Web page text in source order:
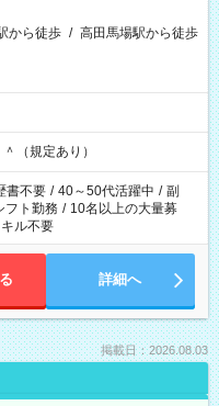
から徒歩 / 高田馬場駅から徒歩
（規定あり）
書不要 / 40～50代活躍中 / 副
フト勤務 / 10名以上の大量募
ル不要
詳細へ
掲載日：2026.08.03